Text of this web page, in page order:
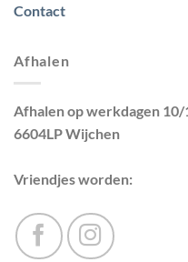
Contact
Afhalen
Afhalen op werkdagen
6604LP Wijchen
Vriendjes worden: